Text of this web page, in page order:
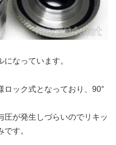
なっています。
ロック式となっており、90°
圧が発生しづらいのでリキッ
す。